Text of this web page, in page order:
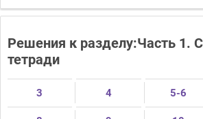
Решения к разделу:Часть 1.
тетради
3 4 5-6